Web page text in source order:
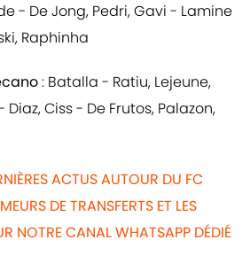
- De Jong, Pedri, Gavi - Lamine
Raphinha
: Batalla - Ratiu, Lejeune,
Ciss - De Frutos, Palazon,
ACTUS AUTOUR DU FC
DE TRANSFERTS ET LES
NOTRE CANAL WHATSAPP DÉDIÉ